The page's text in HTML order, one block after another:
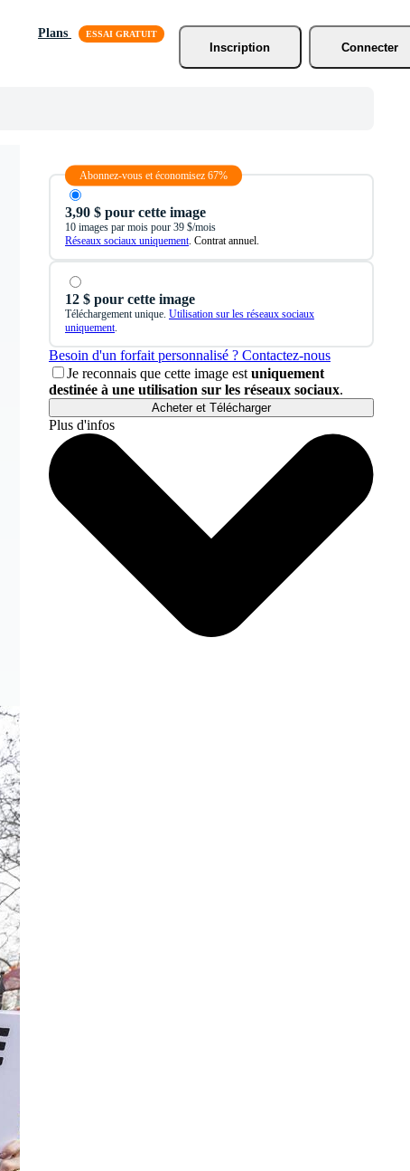
Plans
Inscription
Connecter
Abonnez-vous et économisez 67%
3,90 $ pour cette image
10 images par mois pour 39 $/mois
Réseaux sociaux uniquement. Contrat annuel.
12 $ pour cette image
Téléchargement unique. Utilisation sur les réseaux sociaux
uniquement.
Besoin d'un forfait personnalisé ? Contactez-nous
Je reconnais que cette image est uniquement
destinée à une utilisation sur les réseaux sociaux.
Acheter et Télécharger
Plus d'infos